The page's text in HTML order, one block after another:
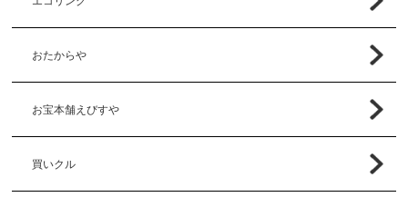
おたからや
お宝本舗えびすや
買いクル